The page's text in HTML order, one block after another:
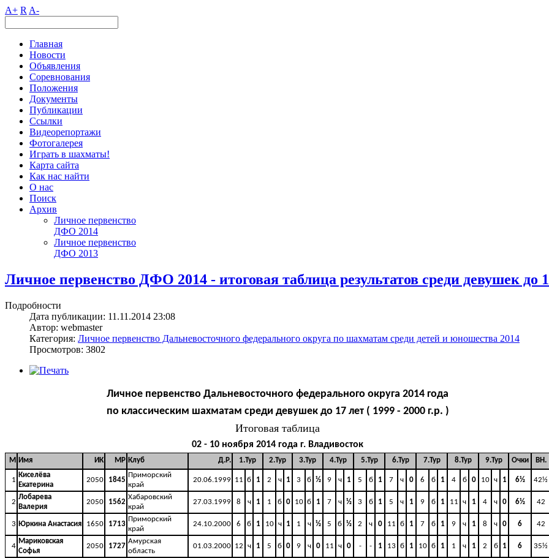
A+ R A-
Главная
Новости
Объявления
Соревнования
Положения
Документы
Публикации
Ссылки
Видеорепортажи
Фотогалерея
Играть в шахматы!
Карта сайта
Как нас найти
О нас
Поиск
Архив
Личное первенство
ДФО 2014
Личное первенство
ДФО 2013
Личное первенство ДФО 2014 - итоговая таблица результатов среди девушек до
Подробности
Дата публикации: 11.11.2014 23:08
Автор: webmaster
Категория: Личное первенство Дальневосточного федерального округа по шахматам среди детей и юношества 2014
Просмотров: 3802
Личное первенство Дальневосточного федерального округа 2014 года
по классическим шахматам среди девушек до 17 лет ( 1999 - 2000 г.р. )
Итоговая таблица
02 - 10 ноября 2014 года г. Владивосток
М Имя ИК МР Клуб Д.Р. 1.Тур 2.Тур 3.Тур 4.Тур 5.Тур 6.Тур 7.Тур 8.Тур 9.Тур Очки BH.
1
Киселёва
Екатерина
2050 1845
Приморский
край
20.06.1999 11 б 1 2 ч 1 3 б ½ 9 ч 1 5 б 1 7 ч 0 6 б 1 4 б 0 10 ч 1 6½ 42½
2
Лобарева
Валерия
2050 1562
Хабаровский
край
27.03.1999 8 ч 1 1 б 0 10 б 1 7 ч ½ 3 б 1 5 ч 1 9 б 1 11 ч 1 4 ч 0 6½ 42
3 Юркина Анастасия 1650 1713
Приморский
край
24.10.2000 6 б 1 10 ч 1 1 ч ½ 5 б ½ 2 ч 0 11 б 1 7 б 1 9 ч 1 8 ч 0 6 42
4
Мариковская
Софья
2050 1727
Амурская
область
01.03.2000 12 ч 1 5 б 0 9 ч 0 11 ч 0 - - 1 13 б 1 10 б 1 1 ч 1 2 б 1 6 35½